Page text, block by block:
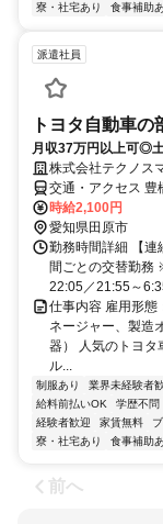
寮・社宅あり
食事補助
派遣社員
トヨタ自動車
月収37万円以上可◎
株式会社テクノス
交通・アクセス 豊
時給2,100円
愛知県田原市
勤務時間詳細 【
間ごとの交替勤務
22:05／21:55～
仕事内容 雇用形態
ネージャー、製造
器） 人気のトヨタ
ル...
制服あり 業界未経験者
給料前払いOK
学歴不問
経験者歓迎
家賃無料
寮・社宅あり
食事補助
前へ